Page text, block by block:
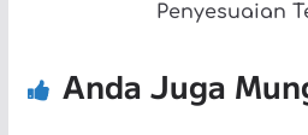
Penyesuaian
Anda Juga